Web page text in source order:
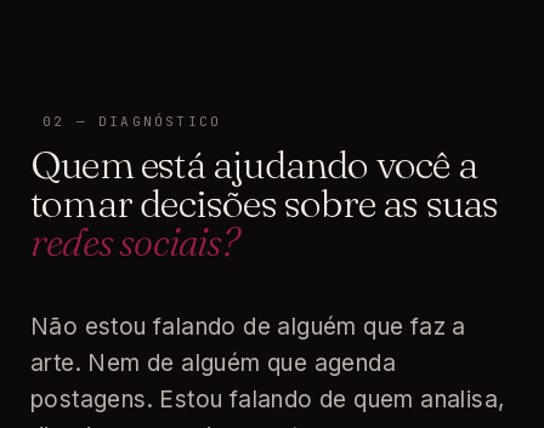
02 — DIAGNÓSTICO
Quem está ajudando você a
tomar decisões sobre as suas
redes sociais?
Não estou falando de alguém que faz a
arte. Nem de alguém que agenda
postagens. Estou falando de quem analisa,